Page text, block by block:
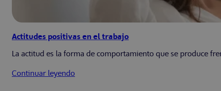
Actitudes positivas en el trabajo
La actitud es la forma de comportamiento que se produce
Continuar leyendo